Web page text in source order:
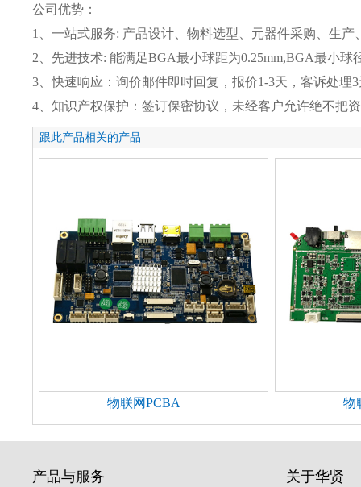
公司优势：
1、一站式服务: 产品设计、物料选型、元器件采购、生
2、先进技术: 能满足BGA最小球距为0.25mm,BGA最小
3、快速响应：询价邮件即时回复，报价1-3天，客诉处理
4、知识产权保护：签订保密协议，未经客户允许绝不把
跟此产品相关的产品
物联网PCBA 物
产品与服务 关于华贤